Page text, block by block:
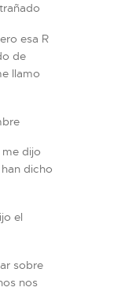
esa R
de
llamo
dijo
dicho
el
sobre
nos